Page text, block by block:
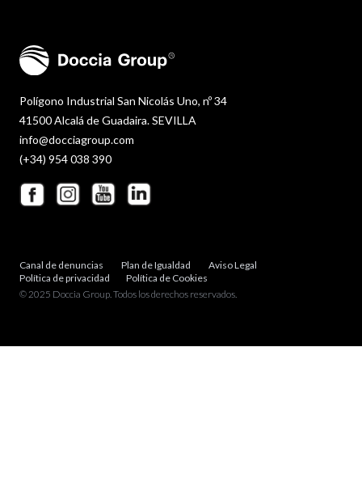
Polígono Industrial San Nicolás Uno, nº 34
41500 Alcalá de Guadaira. SEVILLA
info@docciagroup.com
(+34) 954 038 390
Canal de denuncias Plan de Igualdad
Aviso Legal
Política de privacidad
Política de Cookies
© 2025 Doccia Group. Todos los derechos reservados.